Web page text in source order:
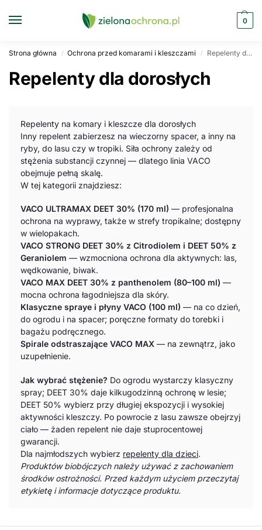
0
Strona główna / Ochrona przed komarami i kleszczami / Repelenty dla dorosłych
Repelenty dla dorosłych
Repelenty na komary i kleszcze dla dorosłych
Inny repelent zabierzesz na wieczorny spacer, a inny na
ryby, do lasu czy w tropiki. Siła ochrony zależy od
stężenia substancji czynnej — dlatego linia VACO
obejmuje pełną skalę.
W tej kategorii znajdziesz:
VACO ULTRAMAX DEET 30% (170 ml) — profesjonalna
ochrona na wyprawy, także w strefy tropikalne; dostępny
w wielopakach.
VACO STRONG DEET 30% z Citrodiolem i DEET 50% z
Geraniolem — wzmocniona ochrona dla aktywnych: las,
wędkowanie, biwak.
VACO MAX DEET 30% z panthenolem (80–100 ml) —
mocna ochrona łagodniejsza dla skóry.
Klasyczne spraye i płyny VACO (100 ml) — na co dzień,
do ogrodu i na spacer; poręczne formaty do torebki i
bagażu podręcznego.
Spirale odstraszające VACO MAX — na zewnątrz, jako
uzupełnienie.
Jak wybrać stężenie? Do ogrodu wystarczy klasyczny
spray; DEET 30% daje kilkugodzinną ochronę w lesie;
DEET 50% wybierz przy długiej ekspozycji i wysokiej
aktywności kleszczy. Po powrocie z lasu zawsze obejrzyj
ciało — żaden repelent nie daje stuprocentowej
gwarancji.
Dla najmłodszych wybierz repelenty dla dzieci.
Produktów biobójczych należy używać z zachowaniem
środków ostrożności. Przed każdym użyciem przeczytaj
etykietę i informacje dotyczące produktu.